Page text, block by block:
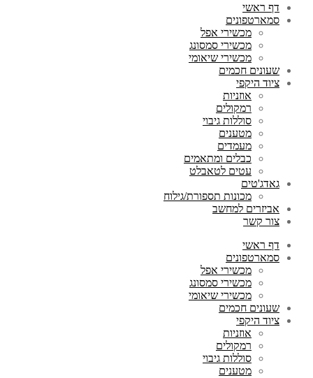
דף ראשי
סמארטפונים
מכשירי אפל
מכשירי סמסונג
מכשירי שיאומי
שעונים חכמים
ציוד היקפי
אוזניות
רמקולים
סוללות גיבוי
מטענים
מעמדים
כבלים ומתאמים
עטים לטאבלט
גאדג'טים
מכונות תספורת/גילוח
אביזרים למחשב
צור קשר
דף ראשי
סמארטפונים
מכשירי אפל
מכשירי סמסונג
מכשירי שיאומי
שעונים חכמים
ציוד היקפי
אוזניות
רמקולים
סוללות גיבוי
מטענים